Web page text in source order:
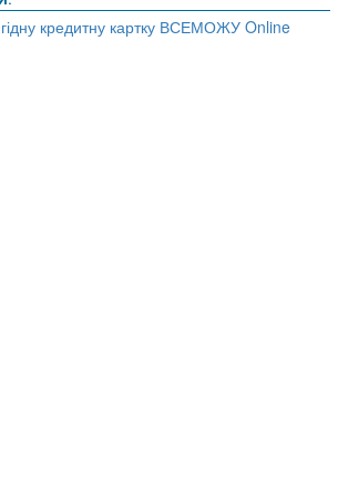
кредитну картку ВСЕМОЖУ Online